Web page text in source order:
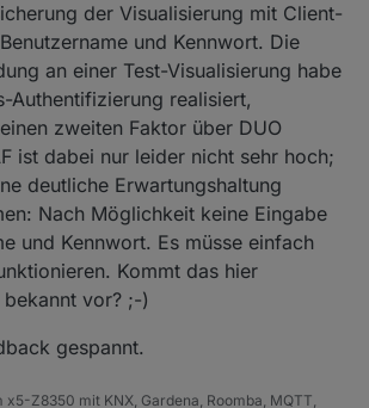
der Visualisierung mit Client-
und Kennwort. Die
an einer Test-Visualisierung habe
Authentifizierung realisiert,
zweiten Faktor über DUO
ist dabei nur leider nicht sehr hoch;
deutliche Erwartungshaltung
Nach Möglichkeit keine Eingabe
und Kennwort. Es müsse einfach
Kommt das hier
vor? ;-)
gespannt.
Z8350 mit KNX, Gardena, Roomba, MQTT,